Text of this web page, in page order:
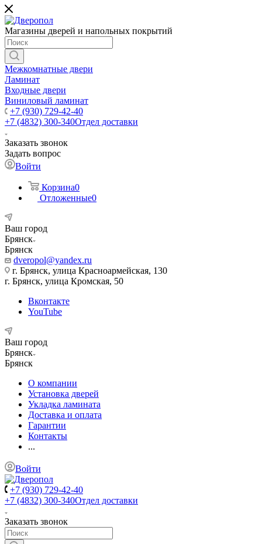
Магазины дверей и напольных покрытий
Межкомнатные двери
Ламинат
Входные двери
Виниловый ламинат
+7 (930) 729-42-40
+7 (4832) 300-340Отдел доставки
Заказать звонок
Задать вопрос
Войти
Корзина0
Отложенные0
Ваш город
Брянск
Брянск
dveropol@yandex.ru
г. Брянск, улица Красноармейская, 130
г. Брянск, улица Кромская, 50
Вконтакте
YouTube
Ваш город
Брянск
Брянск
О компании
Установка дверей
Укладка ламината
Доставка и оплата
Гарантии
Контакты
...
Войти
+7 (930) 729-42-40
+7 (4832) 300-340Отдел доставки
Заказать звонок